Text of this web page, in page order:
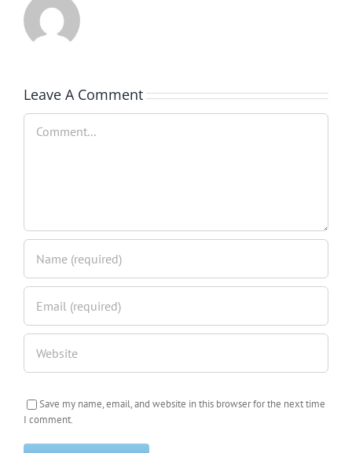
Leave A Comment
Comment
Save my name, email, and website in this browser for the next time
I comment.